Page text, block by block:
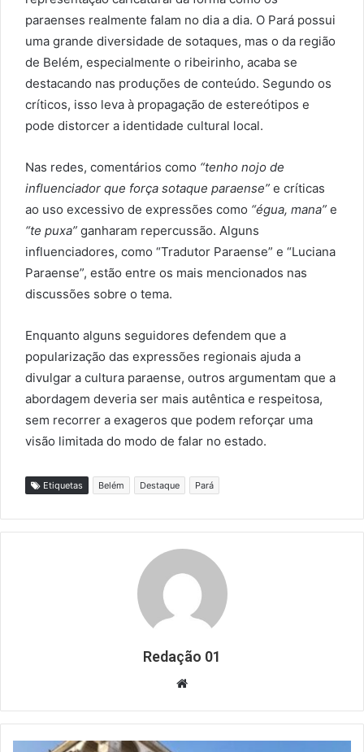
paraenses realmente falam no dia a dia. O Pará possui
uma grande diversidade de sotaques, mas o da região
de Belém, especialmente o ribeirinho, acaba se
destacando nas produções de conteúdo. Segundo os
críticos, isso leva à propagação de estereótipos e
pode distorcer a identidade cultural local.
Nas redes, comentários como “tenho nojo de
influenciador que força sotaque paraense” e críticas
ao uso excessivo de expressões como “égua, mana” e
“te puxa” ganharam repercussão. Alguns
influenciadores, como “Tradutor Paraense” e “Luciana
Paraense”, estão entre os mais mencionados nas
discussões sobre o tema.
Enquanto alguns seguidores defendem que a
popularização das expressões regionais ajuda a
divulgar a cultura paraense, outros argumentam que a
abordagem deveria ser mais autêntica e respeitosa,
sem recorrer a exageros que podem reforçar uma
visão limitada do modo de falar no estado.
Etiquetas Belém Destaque Pará
Redação 01
Website